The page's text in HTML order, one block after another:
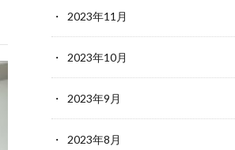
2023年11月
2023年10月
2023年9月
2023年8月